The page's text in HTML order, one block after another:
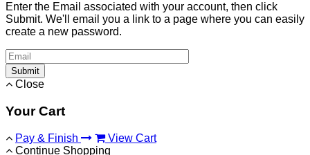
Enter the Email associated with your account, then click
Submit. We'll email you a link to a page where you can easily
create a new password.
Submit
Close
Your Cart
Pay & Finish
View Cart
Continue Shopping